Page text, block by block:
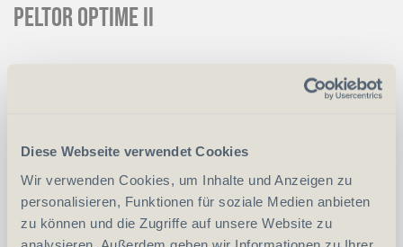
Diese Webseite verwendet Cookies
Wir verwenden Cookies, um Inhalte und Anzeigen zu
personalisieren, Funktionen für soziale Medien anbieten
zu können und die Zugriffe auf unsere Website zu
Peltor Optime II
Art.1453
vergleichen In den Warenkorb